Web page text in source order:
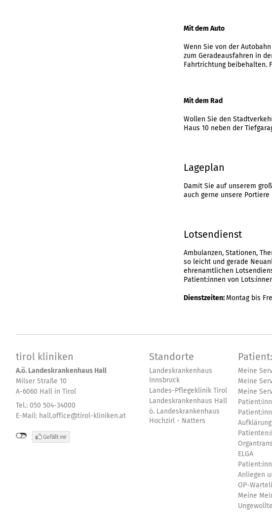
Mit dem Auto
Wenn Sie von der
zum Geradeausfahren in
Fahrtrichtung beibehalten.
Mit dem Rad
Wollen Sie den
Haus 10 neben der
Lageplan
Damit Sie auf unserem
auch gerne unsere
Lotsendienst
Ambulanzen, Stationen,
so leicht und gerade
ehrenamtlichen
Patient:innen von
Dienstzeiten: Montag bis
tirol kliniken
A.ö. Landeskrankenhaus Hall
Milser Straße 10
A-6060 Hall in Tirol
Tel.: 050 504-34000
E-Mail: hall.office@tirol-kliniken.at
Standorte
Landeskrankenhaus
Innsbruck
Landes-Pflegeklinik Tirol
Landeskrankenhaus Hall
ö. Landeskrankenhaus
Hochzirl - Natters
Meine
Meine
Meine
ELGA
Anliegen
OP-
Meine